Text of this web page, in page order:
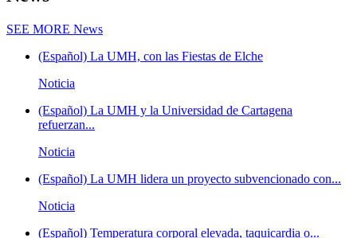
SEE MORE News
(Español) La UMH, con las Fiestas de Elche
Noticia
(Español) La UMH y la Universidad de Cartagena
refuerzan...
Noticia
(Español) La UMH lidera un proyecto subvencionado con...
Noticia
(Español) Temperatura corporal elevada, taquicardia o...